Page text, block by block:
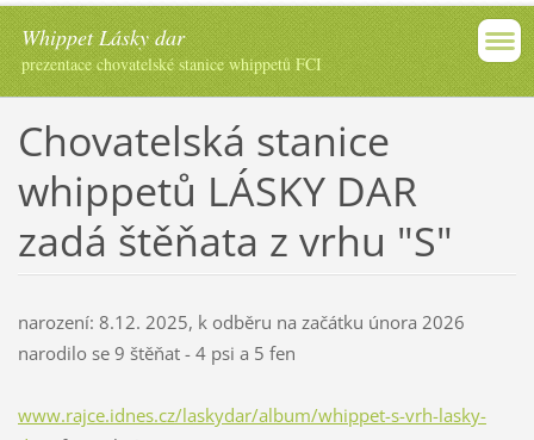
Whippet Lásky dar
prezentace chovatelské stanice whippetů FCI
Chovatelská stanice
whippetů LÁSKY DAR
zadá štěňata z vrhu "S"
narození: 8.12. 2025, k odběru na začátku února 2026
narodilo se 9 štěňat - 4 psi a 5 fen
www.rajce.idnes.cz/laskydar/album/whippet-s-vrh-lasky-